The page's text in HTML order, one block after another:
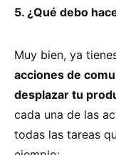
5. ¿Qué debo
Muy bien, ya
acciones de
desplazar tu
cada una de las
todas las tareas